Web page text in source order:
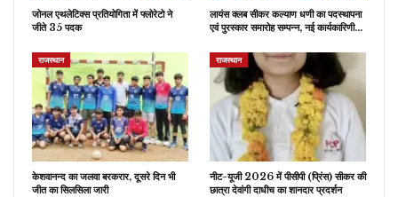
जोनल एथलेटिक्स प्रतियोगिता में फ्लोरेटो ने
जीते 35 पदक
लायंस क्लब सीकर कल्याण धणी का पदस्थापना
एवं पुरस्कार समारोह सम्पन्न, नई कार्यकारिणी…
राजस्थान
केशवानन्द का जलवा बरकरार, दूसरे दिन भी
जीत का सिलसिला जारी
राजस्थान
नीट-यूजी 2026 में पीसीपी (प्रिंस) सीकर की
छात्रा देवांगी दाधीच का शानदार प्रदर्शन